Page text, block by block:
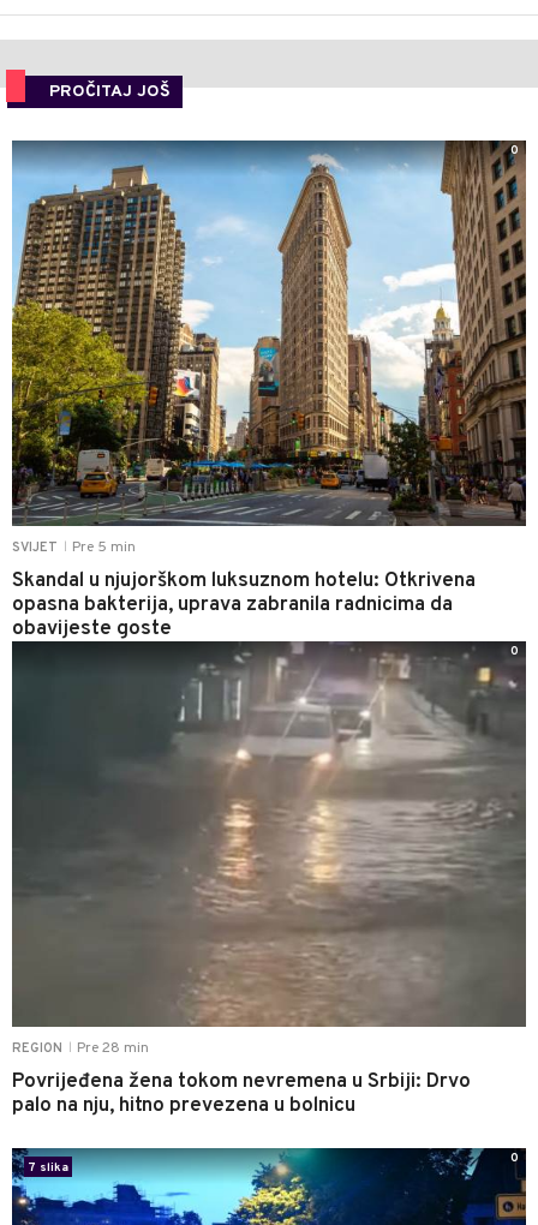
PROČITAJ JOŠ
SVIJET Pre 5 min
Skandal u njujorškom luksuznom hotelu: Otkrivena
opasna bakterija, uprava zabranila radnicima da
obavijeste goste
0
REGION Pre 28 min
Povrijeđena žena tokom nevremena u Srbiji: Drvo
palo na nju, hitno prevezena u bolnicu
0
7 slika
0